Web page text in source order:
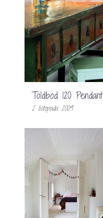
Toldbod 120 Pendant
2 listopada 2009